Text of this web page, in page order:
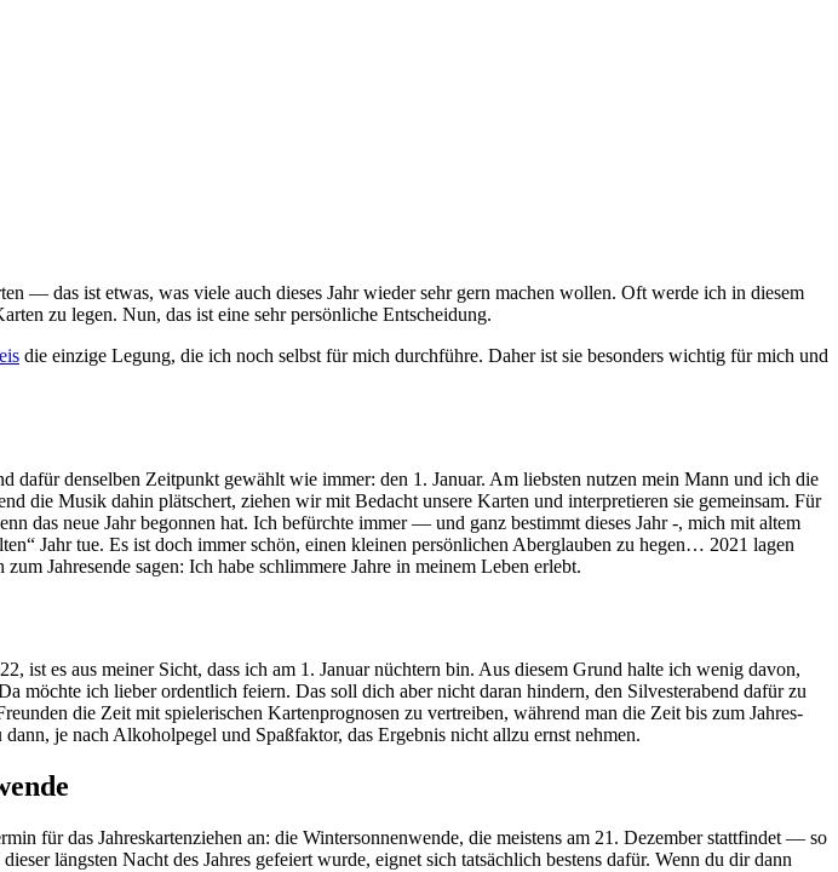
— das ist etwas, was viele auch dieses Jahr wieder sehr gern machen wollen. Oft werde ich in diesem
zu legen. Nun, das ist eine sehr per­sön­liche Entscheidung.
die ein­zige Legung, die ich noch selbst für mich durch­führe. Daher ist sie beson­ders wichtig für mich und
dafür den­selben Zeit­punkt gewählt wie immer: den 1. Januar. Am lieb­sten nutzen mein Mann und ich die
die Musik dahin plät­schert, ziehen wir mit Bedacht unsere Karten und inter­pre­tieren sie gemeinsam. Für
das neue Jahr begonnen hat. Ich befürchte immer — und ganz bestimmt dieses Jahr -, mich mit altem
Jahr tue. Es ist doch immer schön, einen kleinen per­sön­li­chen Aber­glauben zu hegen… 2021 lagen
Jah­res­ende sagen: Ich habe schlim­mere Jahre in meinem Leben erlebt.
ist es aus meiner Sicht, dass ich am 1. Januar nüch­tern bin. Aus diesem Grund halte ich wenig davon,
möchte ich lieber ordent­lich feiern. Das soll dich aber nicht daran hin­dern, den Sil­ve­ster­abend dafür zu
die Zeit mit spie­le­ri­schen Kar­ten­pro­gnosen zu ver­treiben, wäh­rend man die Zeit bis zum Jah­res­
je nach Alko­hol­pegel und Spaß­faktor, das Ergebnis nicht allzu ernst nehmen.
für das Jah­res­kar­ten­ziehen an: die Win­ter­son­nen­wende, die mei­stens am 21. Dezember statt­findet — so
läng­sten Nacht des Jahres gefeiert wurde, eignet sich tat­säch­lich bestens dafür. Wenn du dir dann